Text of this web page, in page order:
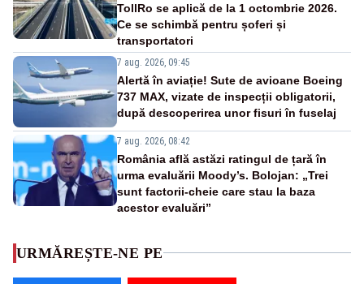
TollRo se aplică de la 1 octombrie 2026.
Ce se schimbă pentru șoferi și
transportatori
7 aug. 2026, 09:45
Alertă în aviație! Sute de avioane Boeing
737 MAX, vizate de inspecții obligatorii,
după descoperirea unor fisuri în fuselaj
7 aug. 2026, 08:42
România află astăzi ratingul de țară în
urma evaluării Moody’s. Bolojan: „Trei
sunt factorii-cheie care stau la baza
acestor evaluări”
URMĂREȘTE-NE PE